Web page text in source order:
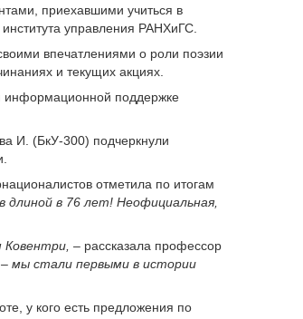
приехавшими учиться в
управления РАНХиГС.
впечатлениями о роли поэзии
и текущих акциях.
информационной поддержке
И. (БкУ-300) подчеркнули
отметила по итогам
длиной в 76 лет! Неофициальная,
– рассказала профессор
мы стали первыми в истории
у кого есть предложения по